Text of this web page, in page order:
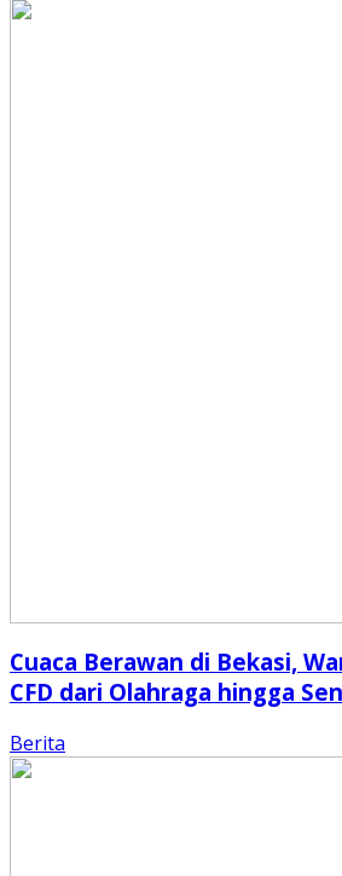
Cuaca Berawan di Bekasi,
CFD dari Olahraga hingga
Berita